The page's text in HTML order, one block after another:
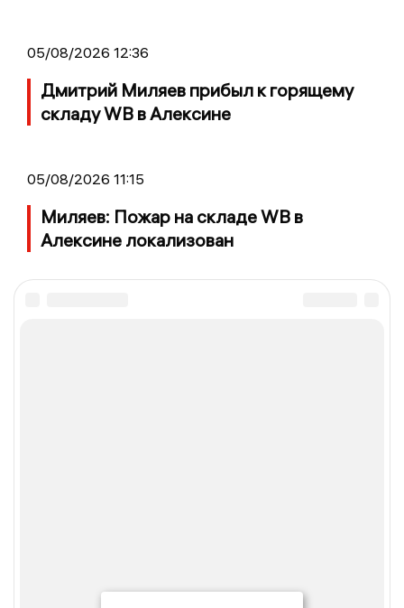
05/08/2026 12:36
Дмитрий Миляев прибыл к горящему
складу WB в Алексине
05/08/2026 11:15
Миляев: Пожар на складе WB в
Алексине локализован